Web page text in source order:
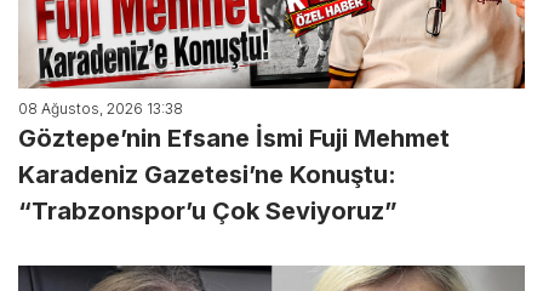
08 Ağustos, 2026 13:38
Göztepe’nin Efsane İsmi Fuji Mehmet
Karadeniz Gazetesi’ne Konuştu:
“Trabzonspor’u Çok Seviyoruz”